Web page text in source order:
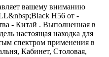
вашему вниманию
H56 от -
- Китай . Выполненная в
настоящая находка для
спектром применения в
Кабинет, Столовая,